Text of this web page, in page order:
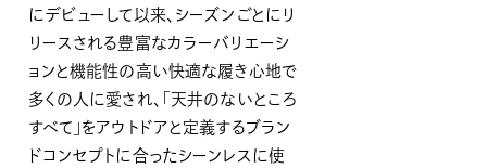
にデビューして以来、シーズンごとにリ
リースされる豊富なカラーバリエーシ
ョンと機能性の高い快適な履き心地で
多くの人に愛され、「天井のないところ
すべて」をアウトドアと定義するブラン
ドコンセプトに合ったシーンレスに使